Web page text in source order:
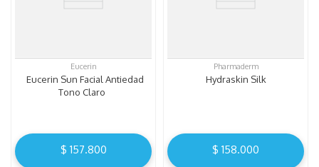
Eucerin
Eucerin Sun Facial Antiedad
Tono Claro
$ 157.800
Pharmaderm
Hydraskin Silk
$ 158.000